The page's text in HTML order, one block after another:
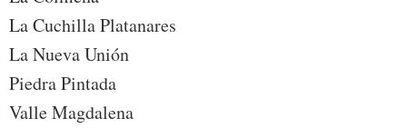
La Cuchilla Platanares
La Nueva Unión
Piedra Pintada
Valle Magdalena